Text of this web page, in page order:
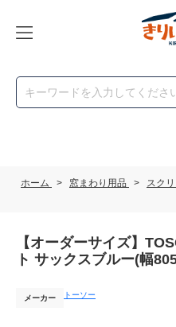
ホーム > 窓まわり用品 > スク
【オーダーサイズ】
ト サックスブルー(幅
メーカー トーソー